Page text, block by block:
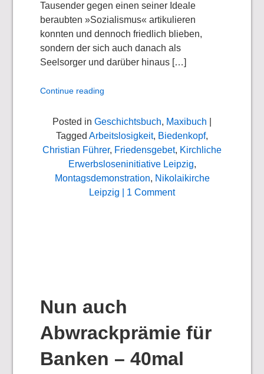
Tausender gegen einen seiner Ideale
beraubten »Sozialismus« artikulieren
konnten und dennoch friedlich blieben,
sondern der sich auch danach als
Seelsorger und darüber hinaus […]
Continue reading
Posted in Geschichtsbuch, Maxibuch
Tagged Arbeitslosigkeit, Biedenkopf,
Christian Führer, Friedensgebet, Kirchliche
Erwerbsloseninitiative Leipzig,
Montagsdemonstration, Nikolaikirche
Leipzig | 1 Comment
Nun auch
Abwrackprämie für
Banken – 40mal